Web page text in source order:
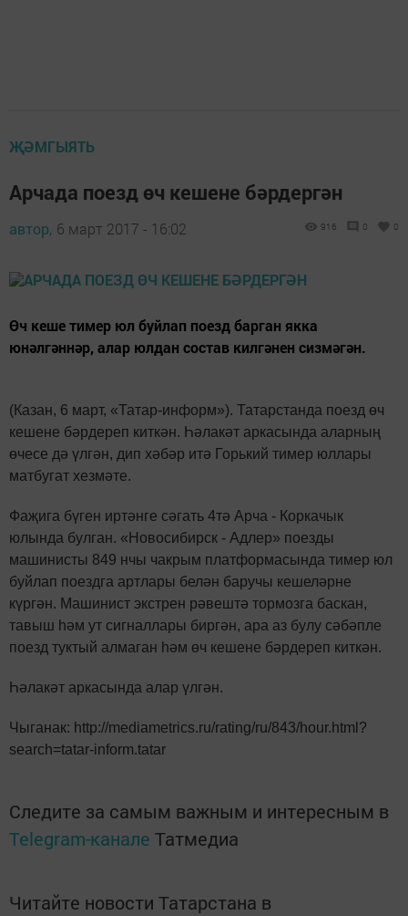
ҖӘМГЫЯТЬ
Арчада поезд өч кешене бәрдергән
автор, 6 март 2017 - 16:02 916 0 0
Өч кеше тимер юл буйлап поезд барган якка
юнәлгәннәр, алар юлдан состав килгәнен сизмәгән.
(Казан, 6 март, «Татар-информ»). Татарстанда поезд өч
кешене бәрдереп киткән. Һәлакәт аркасында аларның
өчесе дә үлгән, дип хәбәр итә Горький тимер юллары
матбугат хезмәте.
Фаҗига бүген иртәнге сәгать 4тә Арча - Коркачык
юлында булган. «Новосибирск - Адлер» поезды
машинисты 849 нчы чакрым платформасында тимер юл
буйлап поездга артлары белән баручы кешеләрне
күргән. Машинист экстрен рәвештә тормозга баскан,
тавыш һәм ут сигналлары биргән, ара аз булу сәбәпле
поезд туктый алмаган һәм өч кешене бәрдереп киткән.
Һәлакәт аркасында алар үлгән.
Чыганак: http://mediametrics.ru/rating/ru/843/hour.html?
search=tatar-inform.tatar
Следите за самым важным и интересным в
Telegram-канале Татмедиа
Читайте новости Татарстана в